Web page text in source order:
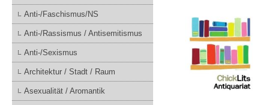
Anti-/Faschismus/NS
Anti-/Rassismus / Antisemitismus
Anti-/Sexismus
Architektur / Stadt / Raum
Asexualität / Aromantik